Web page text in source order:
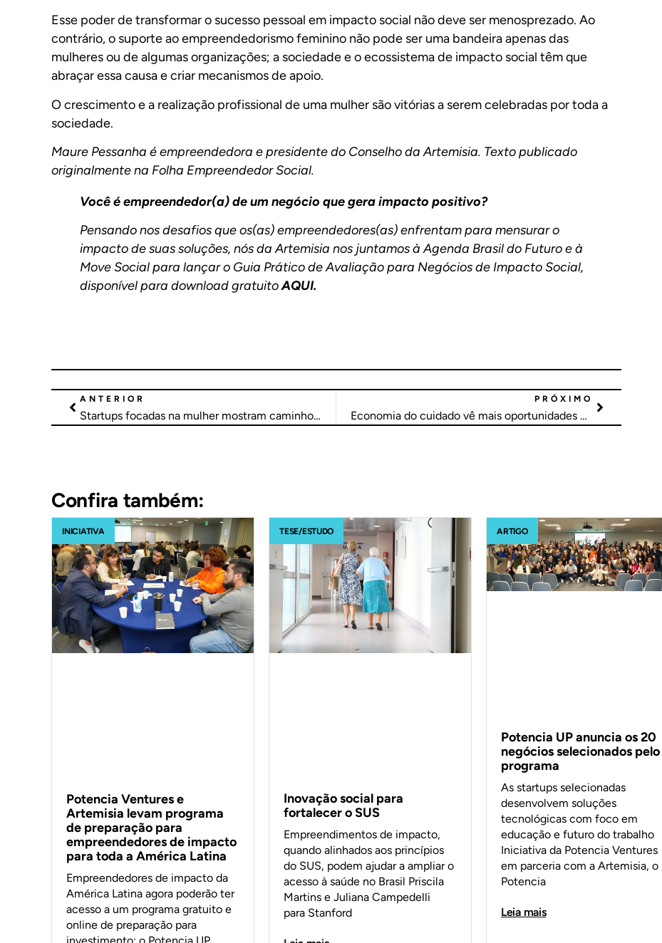
Esse poder de transformar o sucesso pessoal em impacto social não deve ser menosprezado. Ao
contrário, o suporte ao empreendedorismo feminino não pode ser uma bandeira apenas das
mulheres ou de algumas organizações; a sociedade e o ecossistema de impacto social têm que
abraçar essa causa e criar mecanismos de apoio.
O crescimento e a realização profissional de uma mulher são vitórias a serem celebradas por toda a
sociedade.
Maure Pessanha é empreendedora e presidente do Conselho da Artemisia. Texto publicado
originalmente na Folha Empreendedor Social.
Você é empreendedor(a) de um negócio que gera impacto positivo?
Pensando nos desafios que os(as) empreendedores(as) enfrentam para mensurar o
impacto de suas soluções, nós da Artemisia nos juntamos à Agenda Brasil do Futuro e à
Move Social para lançar o Guia Prático de Avaliação para Negócios de Impacto Social,
disponível para download gratuitoAQUI.
ANTERIOR
Startups focadas na mulher mostram caminho para empreender com impacto
PRÓXIMO
Economia do cuidado vê mais oportunidades com envelhecimento da população
Confira também:
INICIATIVA
Potencia Ventures e
Artemisia levam programa
de preparação para
empreendedores de impacto
para toda a América Latina
Empreendedores de impacto da
América Latina agora poderão ter
acesso a um programa gratuito e
online de preparação para
investimento: o Potencia UP.
TESE/ESTUDO
Inovação social para
fortalecer o SUS
Empreendimentos de impacto,
quando alinhados aos princípios
do SUS, podem ajudar a ampliar o
acesso à saúde no Brasil Priscila
Martins e Juliana Campedelli
para Stanford
ARTIGO
Potencia UP anuncia os 20
negócios selecionados pelo
programa
As startups selecionadas
desenvolvem soluções
tecnológicas com foco em
educação e futuro do trabalho
Iniciativa da Potencia Ventures
em parceria com a Artemisia, o
Potencia
Leia mais